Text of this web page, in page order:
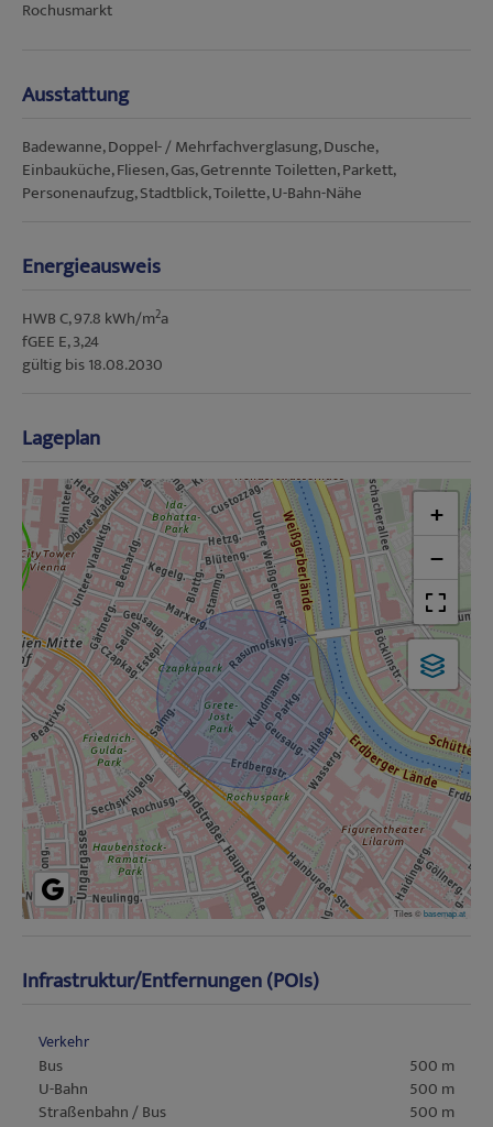
Rochusmarkt
Ausstattung
Badewanne Doppel- / Mehrfachverglasung Dusche
Einbauküche Fliesen Gas Getrennte Toiletten Parkett
Personenaufzug Stadtblick Toilette U-Bahn-Nähe
Energieausweis
HWBC, 97.8 kWh/m2a
fGEE E, 3,24
gültig bis18.08.2030
Lageplan
+
−
Tiles ©basemap.at
Infrastruktur/Entfernungen (POIs)
Verkehr
Bus
500 m
U-Bahn
500 m
Straßenbahn / Bus
500 m